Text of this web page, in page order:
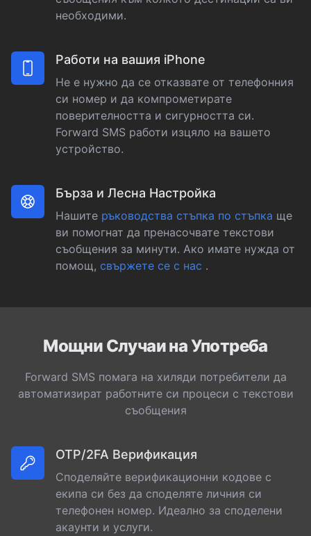
необходими.
Работи на вашия iPhone
Не е нужно да се отказвате от телефонния
си номер и да компрометирате
поверителността и сигурността си.
Forward SMS работи изцяло на вашето
устройство.
Бърза и Лесна Настройка
Нашите ръководства стъпка по стъпка ще
ви помогнат да пренасочвате текстови
съобщения за минути. Ако имате нужда от
помощ, свържете се с нас .
Мощни Случаи на Употреба
Forward SMS помага на хиляди потребители да
автоматизират работните си процеси с текстови
съобщения
OTP/2FA Верификация
Споделяйте верификационни кодове с
екипа си без да споделяте личния си
телефонен номер. Идеално за споделени
акаунти и услуги.